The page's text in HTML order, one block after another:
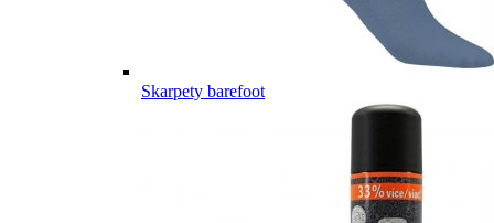
Skarpety barefoot